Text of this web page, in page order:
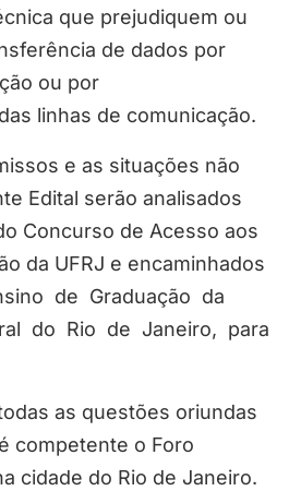
que prejudiquem ou
de dados por
ou por
linhas de comunicação.
e as situações não
Edital serão analisados
Concurso de Acesso aos
da UFRJ e encaminhados
de Graduação da
do Rio de Janeiro, para
as questões oriundas
competente o Foro
cidade do Rio de Janeiro.